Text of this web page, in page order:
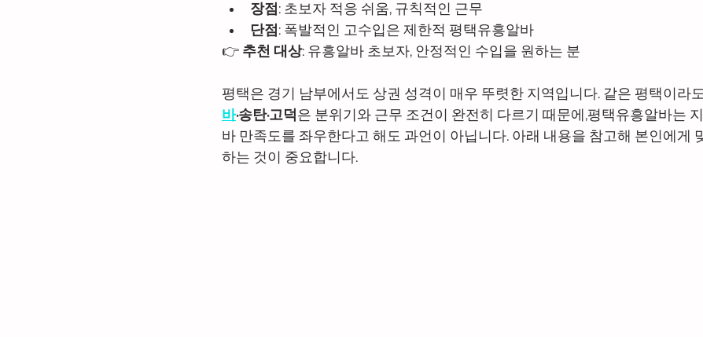
장점 : 초보자 적응 쉬움, 규칙적인 근무
단점 : 폭발적인 고수입은 제한적 평택유흥알바
👉 추천 대상: 유흥알바 초보자, 안정적인 수입을 원하는 분
평택은 경기 남부에서도 상권 성격이 매우 뚜렷한 지역입니다. 같은 평택이라
바·송탄·고덕은 분위기와 근무 조건이 완전히 다르기 때문에,평택유흥알바는
바 만족도를 좌우한다고 해도 과언이 아닙니다. 아래 내용을 참고해 본인에게
하는 것이 중요합니다.